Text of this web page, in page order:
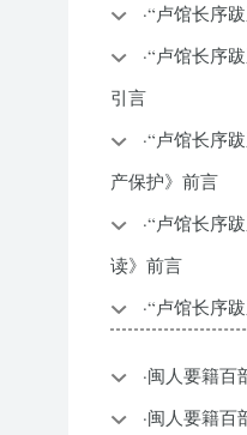
·“卢馆长序
·“卢馆长序
引言
·“卢馆长序
产保护》前言
·“卢馆长序
读》前言
·“卢馆长序
·闽人要籍百
·闽人要籍百